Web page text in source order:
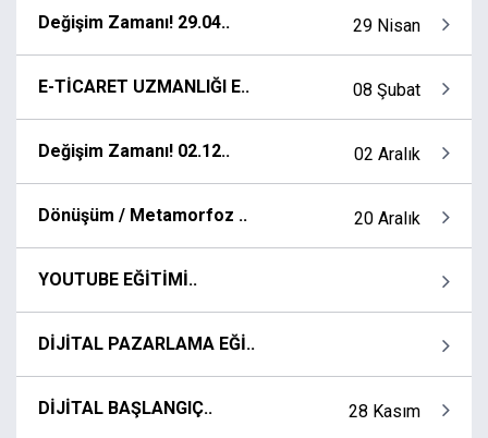
Değişim Zamanı! 29.04.. 29 Nisan
E-TİCARET UZMANLIĞI E.. 08 Şubat
Değişim Zamanı! 02.12.. 02 Aralık
Dönüşüm / Metamorfoz .. 20 Aralık
YOUTUBE EĞİTİMİ..
DİJİTAL PAZARLAMA EĞİ..
DİJİTAL BAŞLANGIÇ.. 28 Kasım